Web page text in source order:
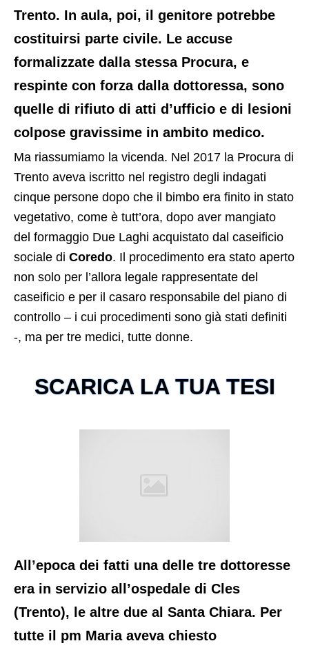
Trento. In aula, poi, il genitore potrebbe
costituirsi parte civile. Le accuse
formalizzate dalla stessa Procura, e
respinte con forza dalla dottoressa, sono
quelle di rifiuto di atti d’ufficio e di lesioni
colpose gravissime in ambito medico.
Ma riassumiamo la vicenda. Nel 2017 la Procura di
Trento aveva iscritto nel registro degli indagati
cinque persone dopo che il bimbo era finito in stato
vegetativo, come è tutt’ora, dopo aver mangiato
del formaggio Due Laghi acquistato dal caseificio
sociale di Coredo. Il procedimento era stato aperto
non solo per l’allora legale rappresentate del
caseificio e per il casaro responsabile del piano di
controllo – i cui procedimenti sono già stati definiti
-, ma per tre medici, tutte donne.
SCARICA LA TUA TESI
All’epoca dei fatti una delle tre dottoresse
era in servizio all’ospedale di Cles
(Trento), le altre due al Santa Chiara. Per
tutte il pm Maria aveva chiesto